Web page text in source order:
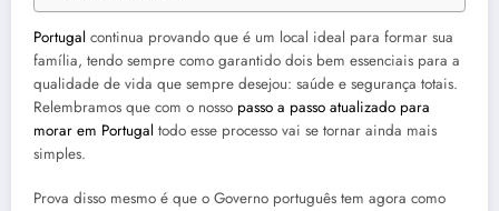
Portugal continua provando que é um local ideal para formar sua
família, tendo sempre como garantido dois bem essenciais para a
qualidade de vida que sempre desejou: saúde e segurança totais.
Relembramos que com o nosso passo a passo atualizado para
morar em Portugal todo esse processo vai se tornar ainda mais
simples.
Prova disso mesmo é que o Governo português tem agora como